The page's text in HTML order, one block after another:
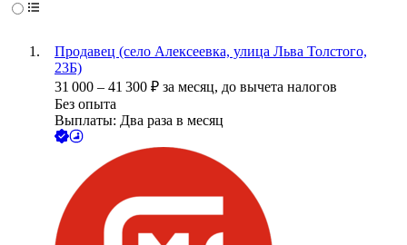
Продавец (село Алексеевка, улица Льва Толстого,
23Б)
31 000 – 41 300 ₽ за месяц, до вычета налогов
Без опыта
Выплаты: Два раза в месяц